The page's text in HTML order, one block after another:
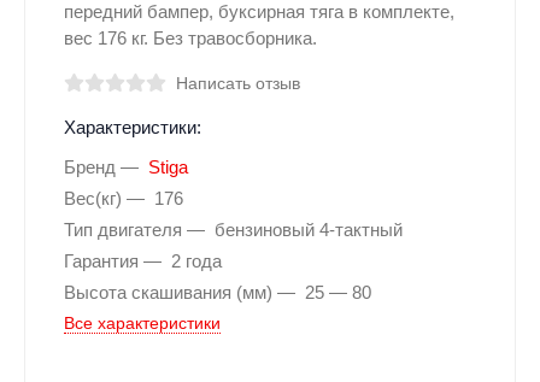
передний бампер, буксирная тяга в комплекте,
вес 176 кг. Без травосборника.
Написать отзыв
Характеристики:
Бренд
Stiga
Вес(кг)
176
Тип двигателя
бензиновый 4-тактный
Гарантия
2 года
Высота скашивания (мм)
25 — 80
Все характеристики